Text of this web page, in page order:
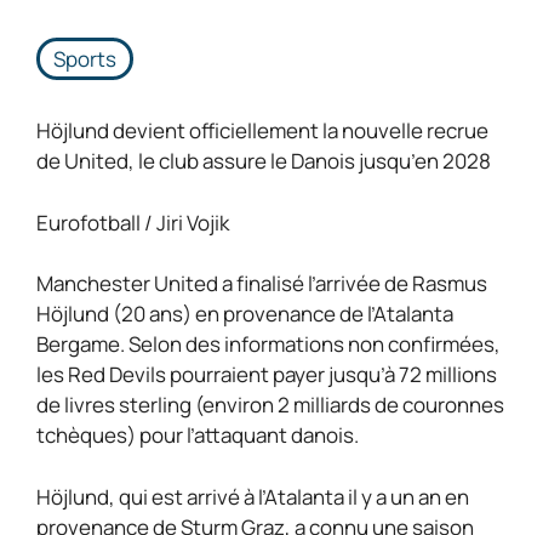
Sports
Höjlund devient officiellement la nouvelle recrue
de United, le club assure le Danois jusqu’en 2028
Eurofotball / Jiri Vojik
Manchester United a finalisé l’arrivée de Rasmus
Höjlund (20 ans) en provenance de l’Atalanta
Bergame. Selon des informations non confirmées,
les Red Devils pourraient payer jusqu’à 72 millions
de livres sterling (environ 2 milliards de couronnes
tchèques) pour l’attaquant danois.
Höjlund, qui est arrivé à l’Atalanta il y a un an en
provenance de Sturm Graz, a connu une saison